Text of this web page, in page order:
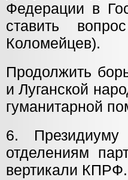
Федерации в
ставить
Коломейцев).
Продолжить
и Луганской
гуманитарной
6.
отделениям
вертикали КПРФ.